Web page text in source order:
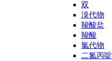
双
溴代物
羧酸盐
羧酸
氯代物
二氮丙啶